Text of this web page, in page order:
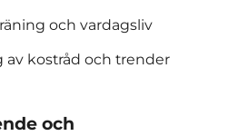
och vardagsliv
av kostråd och trender
och